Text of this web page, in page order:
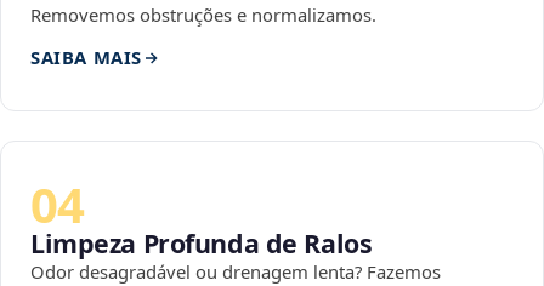
Removemos obstruções e normalizamos.
SAIBA MAIS
04
Limpeza Profunda de Ralos
Odor desagradável ou drenagem lenta? Fazemos